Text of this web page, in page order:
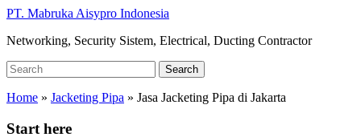
Skip
main
PT. Mabruka Aisypro Indonesia
Networking, Security Sistem, Electrical, Ducting Contractor
Search
for:
Search
Home » Jacketing Pipa » Jasa Jacketing Pipa di Jakarta
Start here